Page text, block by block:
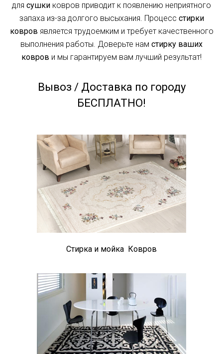
для сушки ковров приводит к появлению неприятного
запаха из-за долгого высыхания. Процесс стирки
ковров является трудоемким и требует качественного
выполнения работы. Доверьте нам стирку ваших
ковров и мы гарантируем вам лучший результат!
Вывоз / Доставка по городу
БЕСПЛАТНО!
Стирка и мойка Ковров